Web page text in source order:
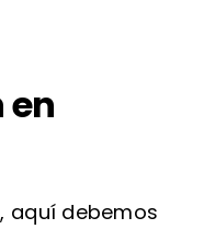
en
aquí debemos